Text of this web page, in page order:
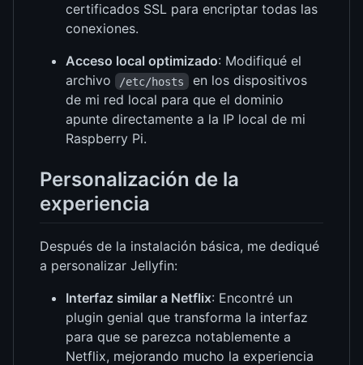
certificados SSL para encriptar todas las
conexiones.
Acceso local optimizado: Modifiqué el
archivo
/etc/hosts en los dispositivos
de mi red local para que el dominio
apunte directamente a la IP local de mi
Raspberry Pi.
Personalización de la
experiencia
Después de la instalación básica, me dediqué
a personalizar Jellyfin:
Interfaz similar a Netflix: Encontré un
plugin genial que transforma la interfaz
para que se parezca notablemente a
Netflix, mejorando mucho la experiencia